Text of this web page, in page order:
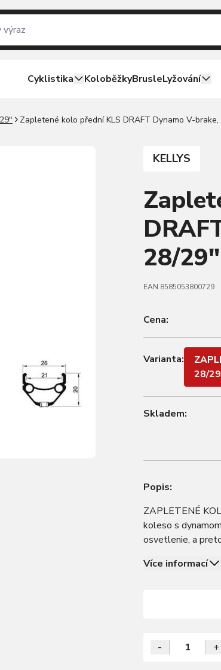
Cyklistika KoloběžkyBrusleLyžování
Zapletené kolo přední KLS DRAFT Dynamo V-
KELLYS
28/
EAN 8585053800729
Cena:
Varianta:
28/
Skladem:
Popis:
ZAPLETENÉ
koleso s
osvetlenie, a
Více informací
- +